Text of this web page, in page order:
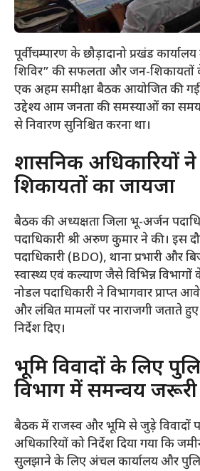
पूर्वी चम्पारण के छौड़ादानो प्रखंड
शिविर” की सफलता और जन-
एक अहम समीक्षा बैठक आयोजित की
उद्देश्य आम जनता की समस्याओं का समय
से निवारण सुनिश्चित करना था।
​प्रशासनिक अधिकारियों
शिकायतों का जायजा
​बैठक की अध्यक्षता जिला भू-अर्जन
पदाधिकारी श्री अरुण कुमार ने की। इस
पदाधिकारी (BDO), थाना प्रभारी और
स्वास्थ्य एवं कल्याण जैसे विभिन्न विभागों
नोडल पदाधिकारी ने विभागवार प्राप्त
और लंबित मामलों पर नाराजगी जताते
निर्देश दिए।
​भूमि विवादों के लिए
विभाग में समन्वय जरूरी
​बैठक में राजस्व और भूमि से जुड़े विवादों
अधिकारियों को निर्देश दिया गया कि
सुलझाने के लिए अंचल कार्यालय और